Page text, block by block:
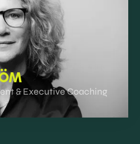
& Executive Coaching